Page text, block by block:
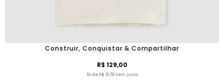
Construir, Conquistar & Compartilhar
R$ 129,00
6x de R$ 21,50 sem juros